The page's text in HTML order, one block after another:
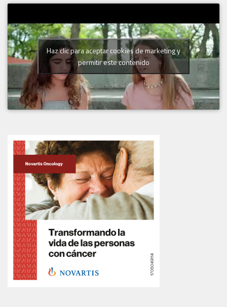
Haz clic para aceptar cookies de marketing y
permitir este contenido